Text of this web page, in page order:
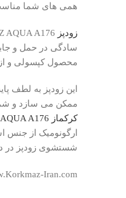
همی های شما
زودپز
سادگی در حمل و
محصول کپسولی و
این زودپز به لطف
ممکن می سازد و شما 70 درصد در زمان پخت و 50 درصد در میزان مصرف انرژی صرفه جویی
کرکماز AQUA A176
ارگونومیک از جنس
شستشوی زودپز در
Iran.com